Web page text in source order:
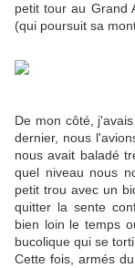
petit tour au Grand
(qui poursuit sa
De mon côté,
dernier, nous
nous avait baladé
quel niveau nous
petit trou avec un
quitter la sente
bien loin le temps
bucolique qui se
Cette fois, armés